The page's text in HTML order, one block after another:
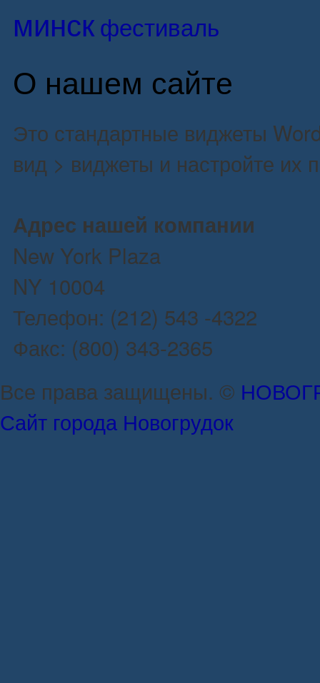
минскфестиваль
О нашем сайте
Это стандартные виджеты
вид > виджеты и настройте их
Адрес нашей компании
New York Plaza
NY 10004
Телефон: (212) 543 -4322
Факс: (800) 343-2365
Все права защищены. ©
Сайт города Новогрудок